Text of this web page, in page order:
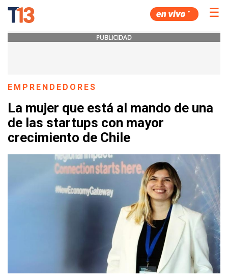
☰
PUBLICIDAD
EMPRENDEDORES
La mujer que está al mando de una
de las startups con mayor
crecimiento de Chile